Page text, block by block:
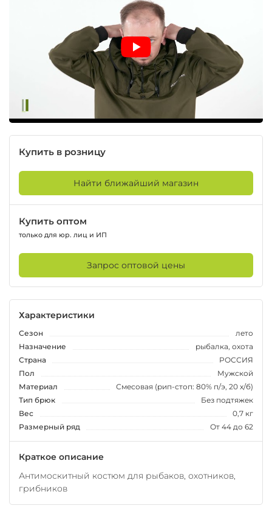
Купить в розницу
Найти ближайший магазин
Купить оптом
только для юр. лиц и ИП
Запрос оптовой цены
Характеристики
Сезон
лето
Назначение
рыбалка, охота
Страна
РОССИЯ
Пол
Мужской
Материал
Смесовая (рип-стоп: 80% п/э, 20 х/б)
Тип брюк
Без подтяжек
Вес
0,7 кг
Размерный ряд
От 44 до 62
Краткое описание
Антимоскитный костюм для рыбаков, охотников,
грибников